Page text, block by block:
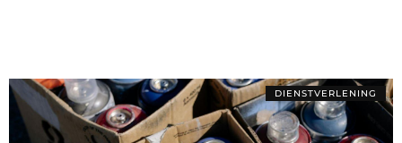
DIENSTVERLENING